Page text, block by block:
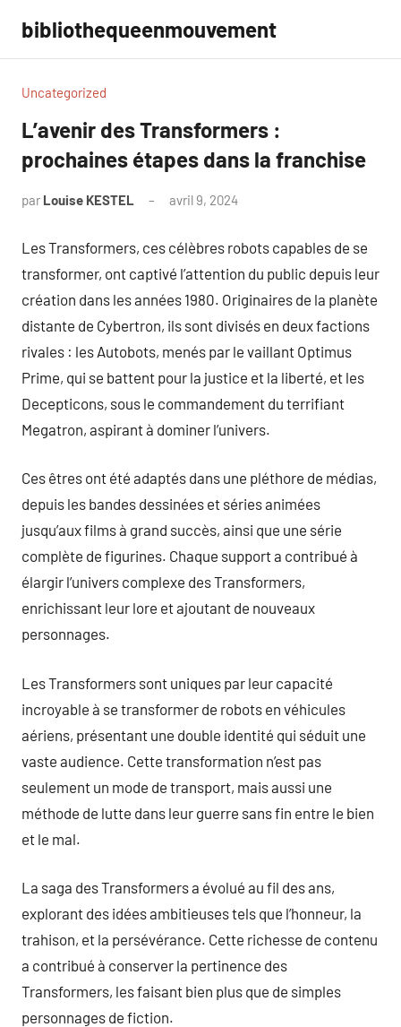
contenu
bibliothequeenmouvement
Uncategorized
L’avenir des Transformers :
prochaines étapes dans la franchise
par Louise KESTEL avril 9, 2024
Les Transformers, ces célèbres robots capables de se
transformer, ont captivé l’attention du public depuis leur
création dans les années 1980. Originaires de la planète
distante de Cybertron, ils sont divisés en deux factions
rivales : les Autobots, menés par le vaillant Optimus
Prime, qui se battent pour la justice et la liberté, et les
Decepticons, sous le commandement du terrifiant
Megatron, aspirant à dominer l’univers.
Ces êtres ont été adaptés dans une pléthore de médias,
depuis les bandes dessinées et séries animées
jusqu’aux films à grand succès, ainsi que une série
complète de figurines. Chaque support a contribué à
élargir l’univers complexe des Transformers,
enrichissant leur lore et ajoutant de nouveaux
personnages.
Les Transformers sont uniques par leur capacité
incroyable à se transformer de robots en véhicules
aériens, présentant une double identité qui séduit une
vaste audience. Cette transformation n’est pas
seulement un mode de transport, mais aussi une
méthode de lutte dans leur guerre sans fin entre le bien
et le mal.
La saga des Transformers a évolué au fil des ans,
explorant des idées ambitieuses tels que l’honneur, la
trahison, et la persévérance. Cette richesse de contenu
a contribué à conserver la pertinence des
Transformers, les faisant bien plus que de simples
personnages de fiction.